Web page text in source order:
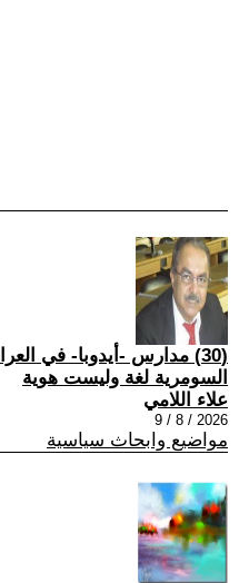
(30) مدارس -أيدوبا- في
السومرية لغة وليست هوية
علاء اللامي
2026 / 8 / 9
مواضيع وابحاث سياسية